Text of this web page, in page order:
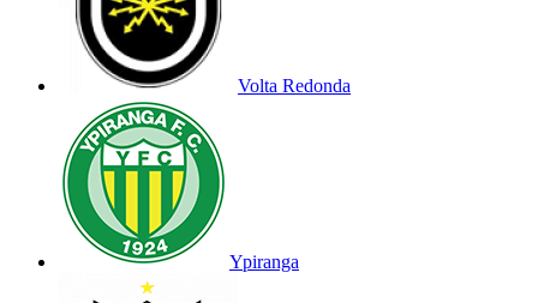
Volta Redonda
Ypiranga